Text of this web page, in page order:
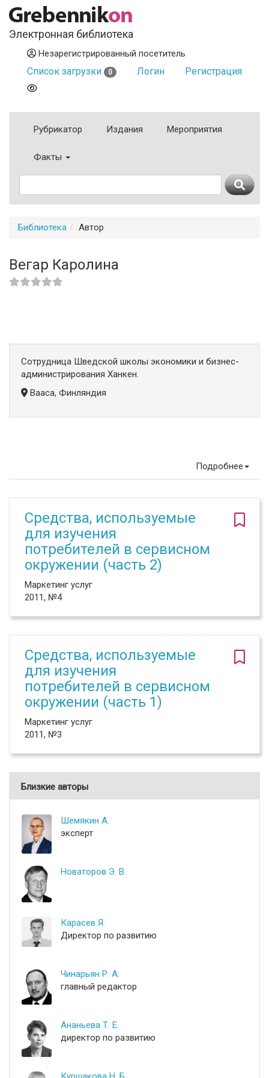
Электронная библиотека
Незарегистрированный посетитель
Список загрузки 0 Логин Регистрация
Рубрикатор Издания Мероприятия
Факты
Библиотека Автор
Вегар Каролина
Сотрудница Шведской школы экономики и бизнес-
администрирования Ханкен.
Вааса, Финляндия
Подробнее
Средства, используемые
для изучения
потребителей в сервисном
окружении (часть 2)
Маркетинг услуг
2011, №4
Средства, используемые
для изучения
потребителей в сервисном
окружении (часть 1)
Маркетинг услуг
2011, №3
Близкие авторы
Шемякин А.
эксперт
Новаторов Э. В.
Карасев Я.
Директор по развитию
Чинарьян Р. А.
главный редактор
Ананьева Т. Е.
директор по развитию